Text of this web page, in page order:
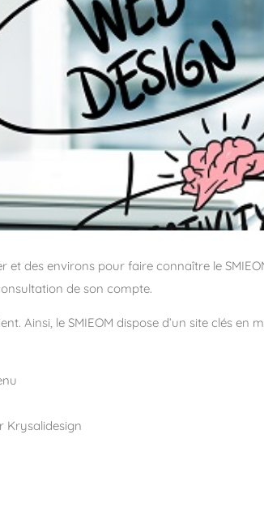
des environs pour faire connaître le
de son compte.
Ainsi, le SMIEOM dispose d’un site clés
Krysalidesign